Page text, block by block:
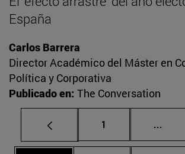
España
Carlos Barrera
Director Académico del Máster en
Política y Corporativa
Publicado en: The Conversation
Página
1 ...